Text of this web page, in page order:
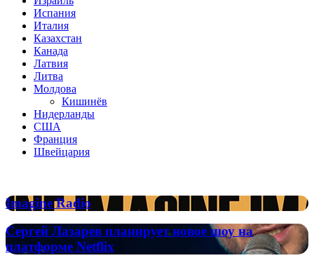
Испания
Италия
Казахстан
Канада
Латвия
Литва
Молдова
Кишинёв
Нидерланды
США
Франция
Швейцария
Imagine
Radio
Imagine Radio
Сергей
Лазарев
планирует
Сергей Лазарев планирует новое шоу на
платформе Netflix